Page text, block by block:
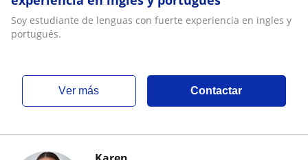
Soy estudiante de lenguas con fuerte experiencia en ingles y
portugués.
ver más Contactar